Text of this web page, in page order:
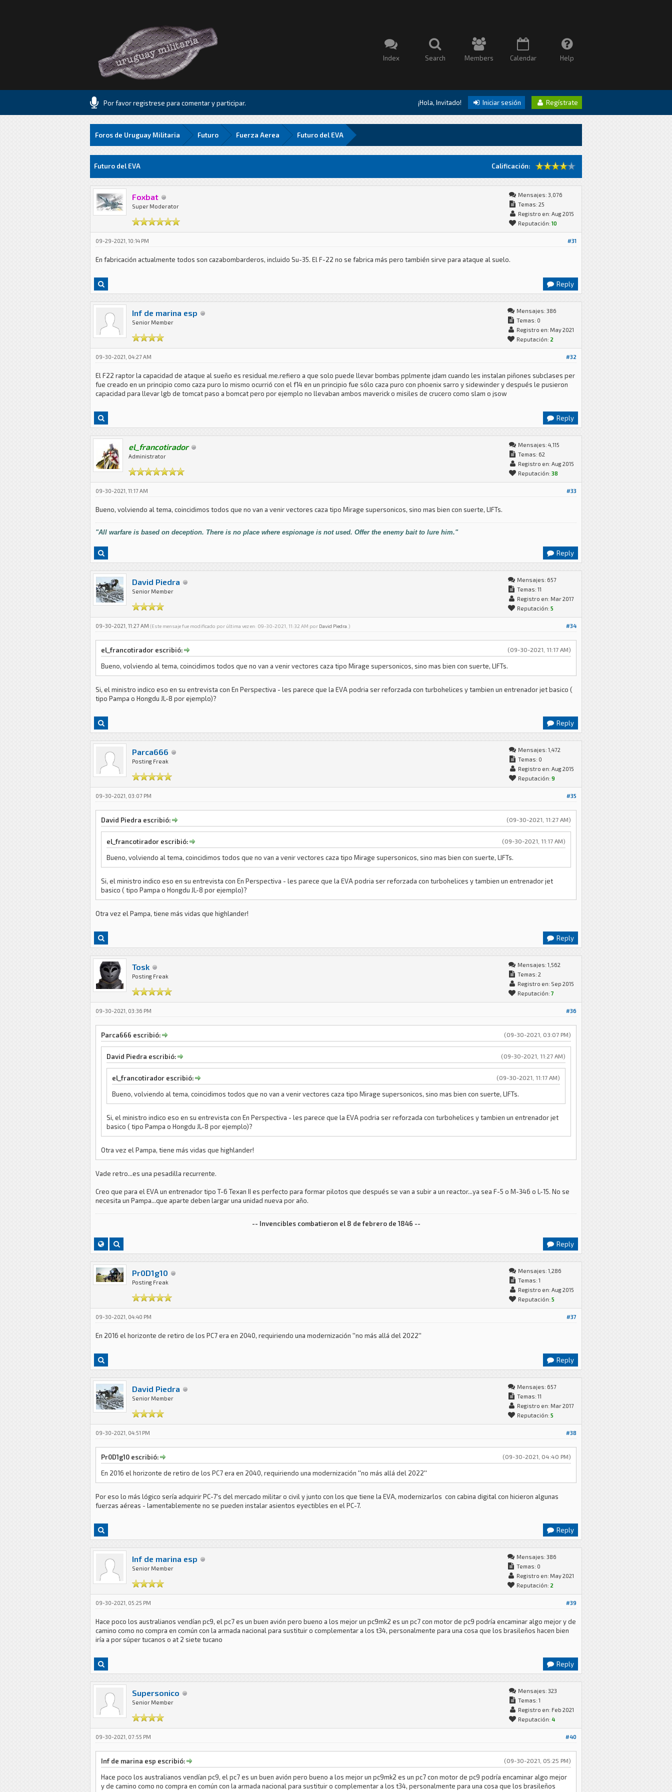
Index Search Members Calendar Help
Por favor registrese para comentar y participar. ¡Hola, Invitado! Iniciar sesión Regístrate
Foros de Uruguay Militaria Futuro Fuerza Aerea Futuro del EVA
Calificación:
2 voto(s) - 4 Media
1
2
3
4
5 Futuro del EVA
Foxbat
Super Moderator
Mensajes: 3,076
Temas: 25
Registro en: Aug 2015
Reputación: 10
#31
09-29-2021, 10:14 PM
En fabricación actualmente todos son cazabombarderos, incluido Su-35. El F-22 no se fabrica más pero también sirve para ataque al suelo.
Reply
Inf de marina esp
Senior Member
Mensajes: 386
Temas: 0
Registro en: May 2021
Reputación: 2
#32
09-30-2021, 04:27 AM
El F22 raptor la capacidad de ataque al sueño es residual me.refiero a que solo puede llevar bombas pplmente jdam cuando les instalan piñones subclases per
fue creado en un principio como caza puro lo mismo ocurrió con el f14 en un principio fue sólo caza puro con phoenix sarro y sidewinder y después le pusieron
capacidad para llevar lgb de tomcat paso a bomcat pero por ejemplo no llevaban ambos maverick o misiles de crucero como slam o jsow
Reply
el_francotirador
Administrator
Mensajes: 4,115
Temas: 62
Registro en: Aug 2015
Reputación: 38
#33
09-30-2021, 11:17 AM
Bueno, volviendo al tema, coincidimos todos que no van a venir vectores caza tipo Mirage supersonicos, sino mas bien con suerte, LIFTs.
"All warfare is based on deception. There is no place where espionage is not used. Offer the enemy bait to lure him."
Reply
David Piedra
Senior Member
Mensajes: 657
Temas: 11
Registro en: Mar 2017
Reputación: 5
#34
09-30-2021, 11:27 AM (Este mensaje fue modificado por última vez en: 09-30-2021, 11:32 AM por David Piedra .)
(09-30-2021, 11:17 AM)
el_francotirador escribió:
Bueno, volviendo al tema, coincidimos todos que no van a venir vectores caza tipo Mirage supersonicos, sino mas bien con suerte, LIFTs.
Si, el ministro indico eso en su entrevista con En Perspectiva - les parece que la EVA podria ser reforzada con turbohelices y tambien un entrenador jet basico (
tipo Pampa o Hongdu JL-8 por ejemplo)?
Reply
Parca666
Posting Freak
Mensajes: 1,472
Temas: 0
Registro en: Aug 2015
Reputación: 9
#35
09-30-2021, 03:07 PM
(09-30-2021, 11:27 AM)
David Piedra escribió:
(09-30-2021, 11:17 AM)
el_francotirador escribió:
Bueno, volviendo al tema, coincidimos todos que no van a venir vectores caza tipo Mirage supersonicos, sino mas bien con suerte, LIFTs.
Si, el ministro indico eso en su entrevista con En Perspectiva - les parece que la EVA podria ser reforzada con turbohelices y tambien un entrenador jet
basico ( tipo Pampa o Hongdu JL-8 por ejemplo)?
Otra vez el Pampa, tiene más vidas que highlander!
Reply
Tosk
Posting Freak
Mensajes: 1,562
Temas: 2
Registro en: Sep 2015
Reputación: 7
#36
09-30-2021, 03:36 PM
(09-30-2021, 03:07 PM)
Parca666 escribió:
(09-30-2021, 11:27 AM)
David Piedra escribió:
(09-30-2021, 11:17 AM)
el_francotirador escribió:
Bueno, volviendo al tema, coincidimos todos que no van a venir vectores caza tipo Mirage supersonicos, sino mas bien con suerte, LIFTs.
Si, el ministro indico eso en su entrevista con En Perspectiva - les parece que la EVA podria ser reforzada con turbohelices y tambien un entrenador jet
basico ( tipo Pampa o Hongdu JL-8 por ejemplo)?
Otra vez el Pampa, tiene más vidas que highlander!
Vade retro...es una pesadilla recurrente.
Creo que para el EVA un entrenador tipo T-6 Texan II es perfecto para formar pilotos que después se van a subir a un reactor...ya sea F-5 o M-346 o L-15. No se
necesita un Pampa...que aparte deben largar una unidad nueva por año.
-- Invencibles combatieron el 8 de febrero de 1846 --
Reply
Pr0D1g10
Posting Freak
Mensajes: 1,286
Temas: 1
Registro en: Aug 2015
Reputación: 5
#37
09-30-2021, 04:40 PM
En 2016 el horizonte de retiro de los PC7 era en 2040, requiriendo una modernización ''no más allá del 2022''
Reply
David Piedra
Senior Member
Mensajes: 657
Temas: 11
Registro en: Mar 2017
Reputación: 5
#38
09-30-2021, 04:51 PM
(09-30-2021, 04:40 PM)
Pr0D1g10 escribió:
En 2016 el horizonte de retiro de los PC7 era en 2040, requiriendo una modernización ''no más allá del 2022''
Por eso lo más lógico sería adquirir PC-7's del mercado militar o civil y junto con los que tiene la EVA, modernizarlos con cabina digital con hicieron algunas
fuerzas aéreas - lamentablemente no se pueden instalar asientos eyectibles en el PC-7.
Reply
Inf de marina esp
Senior Member
Mensajes: 386
Temas: 0
Registro en: May 2021
Reputación: 2
#39
09-30-2021, 05:25 PM
Hace poco los australianos vendían pc9, el pc7 es un buen avión pero bueno a los mejor un pc9mk2 es un pc7 con motor de pc9 podría encaminar algo mejor y de
camino como no compra en común con la armada nacional para sustituir o complementar a los t34, personalmente para una cosa que los brasileños hacen bien
iría a por súper tucanos o at 2 siete tucano
Reply
Supersonico
Senior Member
Mensajes: 323
Temas: 1
Registro en: Feb 2021
Reputación: 4
#40
09-30-2021, 07:55 PM
(09-30-2021, 05:25 PM)
Inf de marina esp escribió:
Hace poco los australianos vendían pc9, el pc7 es un buen avión pero bueno a los mejor un pc9mk2 es un pc7 con motor de pc9 podría encaminar algo mejor
y de camino como no compra en común con la armada nacional para sustituir o complementar a los t34, personalmente para una cosa que los brasileños